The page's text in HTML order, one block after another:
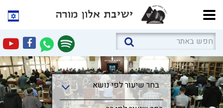
בחר שיעור לפי נושא
בחר שיעור לפי נושא